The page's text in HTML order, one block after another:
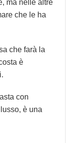
ma nelle altre
che le ha
che farà la
è
con
è una